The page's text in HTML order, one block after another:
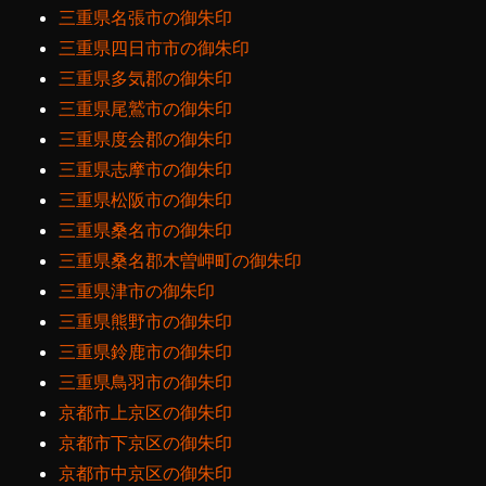
三重県名張市の御朱印
三重県四日市市の御朱印
三重県多気郡の御朱印
三重県尾鷲市の御朱印
三重県度会郡の御朱印
三重県志摩市の御朱印
三重県松阪市の御朱印
三重県桑名市の御朱印
三重県桑名郡木曽岬町の御朱印
三重県津市の御朱印
三重県熊野市の御朱印
三重県鈴鹿市の御朱印
三重県鳥羽市の御朱印
京都市上京区の御朱印
京都市下京区の御朱印
京都市中京区の御朱印